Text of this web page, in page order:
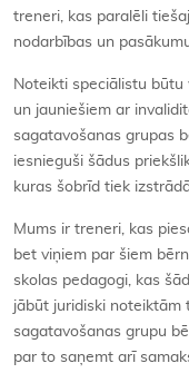
treneri, kas paralēli
nodarbības un
Noteikti speciālistu
un jauniešiem ar
sagatavošanas grupas
iesnieguši šādus
kuras šobrīd tiek
Mums ir treneri, kas
bet viņiem par šiem
skolas pedagogi, kas
jābūt juridiski noteiktām
sagatavošanas grupu
par to saņemt arī